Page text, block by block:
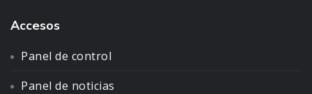
Accesos
Panel de control
Panel de noticias